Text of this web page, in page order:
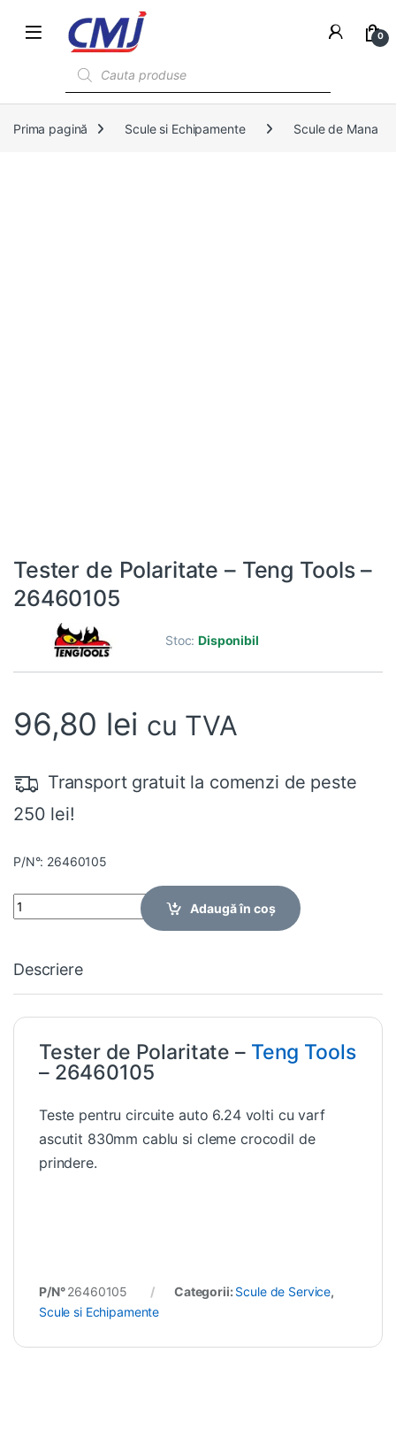
0
Prima pagină Scule si Echipamente Scule de Mana
Tester de Polaritate – Teng Tools –
26460105
Stoc:Disponibil
96,80 lei cu TVA
Transport gratuit la comenzi de peste
250 lei!
P/N°: 26460105
Quantity
Adaugă în coș
Descriere
Tester de Polaritate – Teng Tools
– 26460105
Teste pentru circuite auto 6.24 volti cu varf
ascutit 830mm cablu si cleme crocodil de
prindere.
P/N°26460105 Categorii: Scule de Service,
Scule si Echipamente